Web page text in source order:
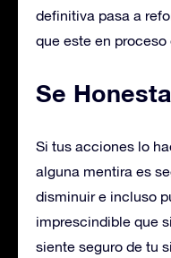
definitiva pasa a
que este en
Se
Si tus acciones lo
alguna mentira es
disminuir e incluso
imprescindible que
siente seguro de tu